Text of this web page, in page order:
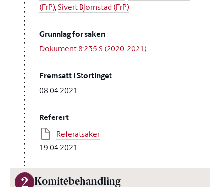
(FrP),Sivert Bjørnstad (FrP)
Grunnlag for saken
Dokument 8:235 S (2020-2021)
Fremsatt i Stortinget
08.04.2021
Referert
Referatsaker
19.04.2021
2 Komitébehandling